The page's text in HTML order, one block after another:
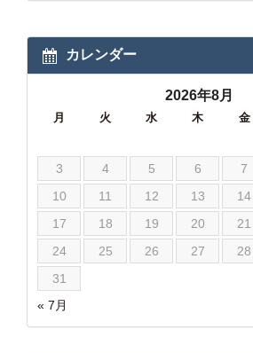
カレンダー
2026年8月
月 火 水 木 金
« 7月
3
4 5 6 7
10
11 12 13 14
17
18 19 20 21
24
25 26 27 28
31